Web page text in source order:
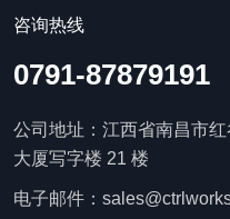
咨询热线
0791-87879191
公司地址：江西省南昌市
大厦写字楼 21 楼
电子邮件：